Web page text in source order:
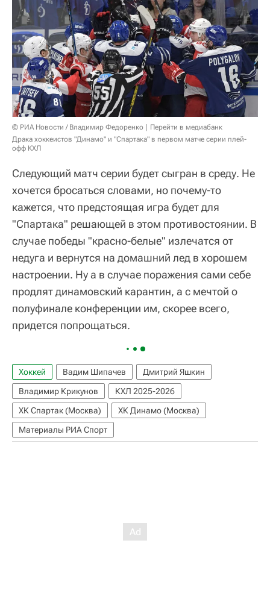
© РИА Новости / Владимир Федоренко
Перейти в медиабанк
Драка хоккеистов "Динамо" и "Спартака" в первом матче серии плей-
офф КХЛ
Следующий матч серии будет сыгран в среду. Не
хочется бросаться словами, но почему-то
кажется, что предстоящая игра будет для
"Спартака" решающей в этом противостоянии. В
случае победы "красно-белые" излечатся от
недуга и вернутся на домашний лед в хорошем
настроении. Ну а в случае поражения сами себе
продлят динамовский карантин, а с мечтой о
полуфинале конференции им, скорее всего,
придется попрощаться.
Хоккей Вадим Шипачев
Дмитрий Яшкин
Владимир Крикунов
КХЛ 2025-2026
ХК Спартак (Москва)
ХК Динамо (Москва)
Материалы РИА Спорт